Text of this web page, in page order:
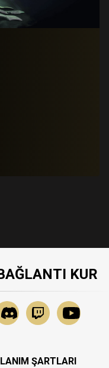
KUR
ŞARTLARI